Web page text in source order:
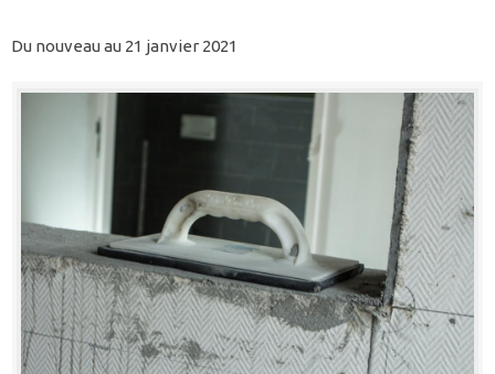
Du nouveau au 21 janvier 2021